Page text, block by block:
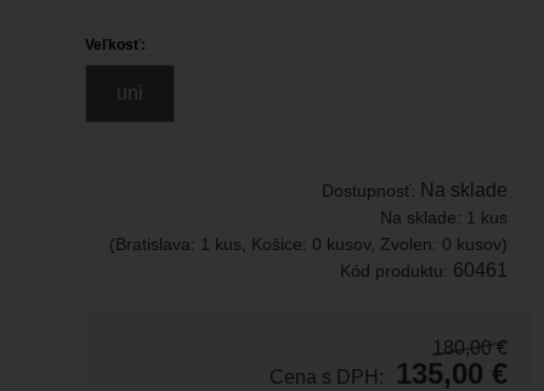
Veľkosť:
uni
Dostupnosť: Na sklade
Na sklade: 1 kus
(Bratislava: 1 kus, Košice: 0 kusov, Zvolen: 0 kusov)
Kód produktu: 60461
180,00 €
Cena s DPH:
135,00 €